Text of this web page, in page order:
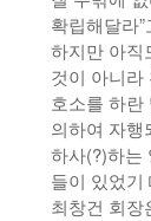
확립해달라
하지만 아직
것이 아니라
호소를 하란
의하여 자행
하사(?)하는
들이 있었기
최창건 회장